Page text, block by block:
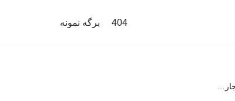
404 برگه نمونه